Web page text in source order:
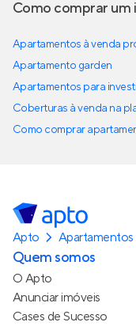
Como comprar um
Apartamentos à venda
Apartamento garden
Apartamentos para
Coberturas à venda na
Como comprar
Apto Apartamentos
Quem somos
O Apto
Anunciar imóveis
Cases de Sucesso